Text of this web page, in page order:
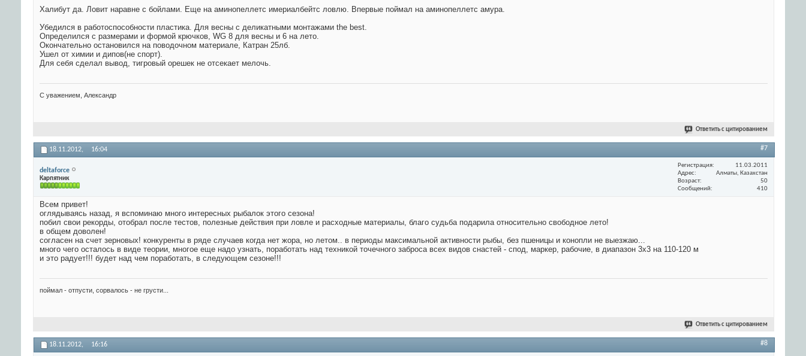
Халибут да. Ловит наравне с бойлами. Еще на аминопеллетс имериалбейтс ловлю. Впервые поймал на аминопеллетс амура.
Убедился в работоспособности пластика. Для весны с деликатными монтажами the best.
Определился с размерами и формой крючков, WG 8 для весны и 6 на лето.
Окончательно остановился на поводочном материале, Катран 25лб.
Ушел от химии и дипов(не спорт).
Для себя сделал вывод, тигровый орешек не отсекает мелочь.
С уважением, Александр
Ответить с цитированием
18.11.2012, 16:04 #7
deltaforce
Карпятник
Регистрация
11.03.2011
Адрес
Алматы, Казахстан
Возраст
50
Сообщений
410
Всем привет!
оглядываясь назад, я вспоминаю много интересных рыбалок этого сезона!
побил свои рекорды, отобрал после тестов, полезные действия при ловле и расходные материалы, благо судьба подарила относительно свободное лето!
в общем доволен!
согласен на счет зерновых! конкуренты в ряде случаев когда нет жора, но летом.. в периоды максимальной активности рыбы, без пшеницы и конопли не выезжаю...
много чего осталось в виде теории, многое еще надо узнать, поработать над техникой точечного заброса всех видов снастей - спод, маркер, рабочие, в диапазон 3х3 на 110-120 м
и это радует!!! будет над чем поработать, в следующем сезоне!!!
поймал - отпусти, сорвалось - не грусти...
Ответить с цитированием
18.11.2012, 16:16 #8